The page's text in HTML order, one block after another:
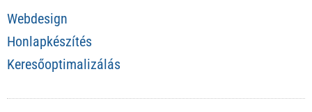
Webdesign
Honlapkészítés
Keresőoptimalizálás